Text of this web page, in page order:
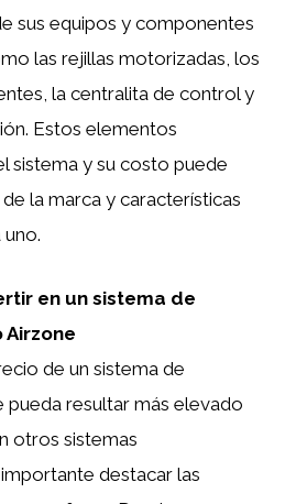
sus equipos y componentes
las rejillas motorizadas, los
la centralita de control y
Estos elementos
sistema y su costo puede
la marca y características
en un sistema de
Airzone
de un sistema de
pueda resultar más elevado
otros sistemas
destacar las